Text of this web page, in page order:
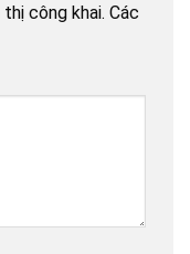
công khai. Các